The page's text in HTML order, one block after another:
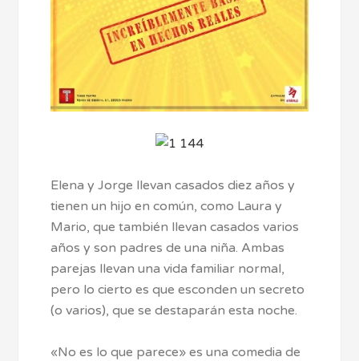
Elena y Jorge llevan casados diez años y
tienen un hijo en común, como Laura y
Mario, que también llevan casados varios
años y son padres de una niña. Ambas
parejas llevan una vida familiar normal,
pero lo cierto es que esconden un secreto
(o varios), que se destaparán esta noche.
«No es lo que parece» es una comedia de